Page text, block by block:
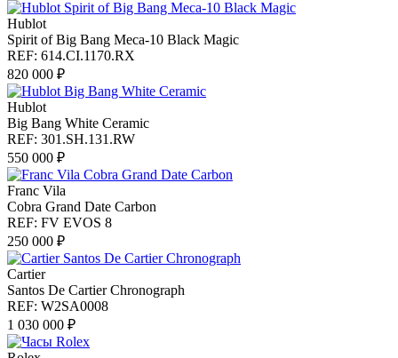
Hublot
Spirit of Big Bang Meca-10 Black Magic
REF: 614.CI.1170.RX
820 000 ₽
Hublot
Big Bang White Ceramic
REF: 301.SH.131.RW
550 000 ₽
Franc Vila
Cobra Grand Date Carbon
REF: FV EVOS 8
250 000 ₽
Cartier
Santos De Cartier Chronograph
REF: W2SA0008
1 030 000 ₽